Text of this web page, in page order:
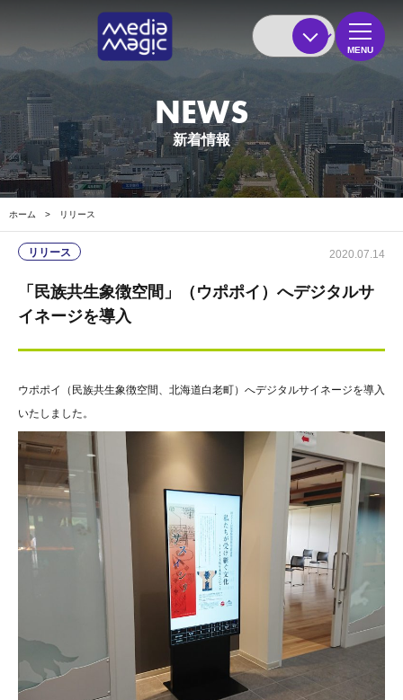
MENU
NEWS
新着情報
ホーム > リリース
リリース 2020.07.14
「民族共生象徴空間」（ウポポイ）へデジタルサ
イネージを導入
ウポポイ（民族共生象徴空間、北海道白老町）へデジタルサイネージを導入
いたしました。